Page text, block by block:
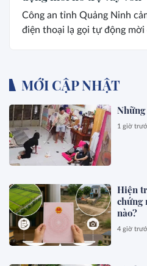
Công an tỉnh Quảng Ninh
điện thoại lạ gọi tự động mời
MỚI CẬP NHẬT
1 giờ
Hiện
chứng
nào?
4 giờ